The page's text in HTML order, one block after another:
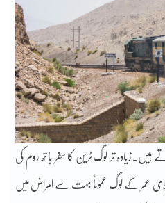
ہیں۔زیادہ تر لوگ ٹرین کا سفر باتھ روم کی
عمر کے لوگ عموماً بہت سے امراض میں